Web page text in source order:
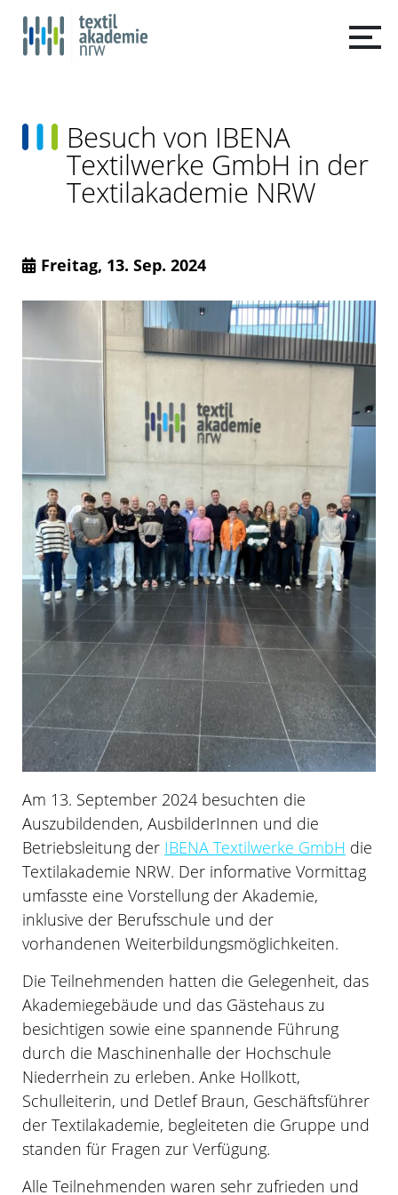
Besuch von IBENA
Textilwerke GmbH in der
Textilakademie NRW
Freitag, 13. Sep. 2024
Am 13. September 2024 besuchten die
Auszubildenden, AusbilderInnen und die
Betriebsleitung der IBENA Textilwerke GmbH die
Textilakademie NRW. Der informative Vormittag
umfasste eine Vorstellung der Akademie,
inklusive der Berufsschule und der
vorhandenen Weiterbildungsmöglichkeiten.
Die Teilnehmenden hatten die Gelegenheit, das
Akademiegebäude und das Gästehaus zu
besichtigen sowie eine spannende Führung
durch die Maschinenhalle der Hochschule
Niederrhein zu erleben. Anke Hollkott,
Schulleiterin, und Detlef Braun, Geschäftsführer
der Textilakademie, begleiteten die Gruppe und
standen für Fragen zur Verfügung.
Alle Teilnehmenden waren sehr zufrieden und